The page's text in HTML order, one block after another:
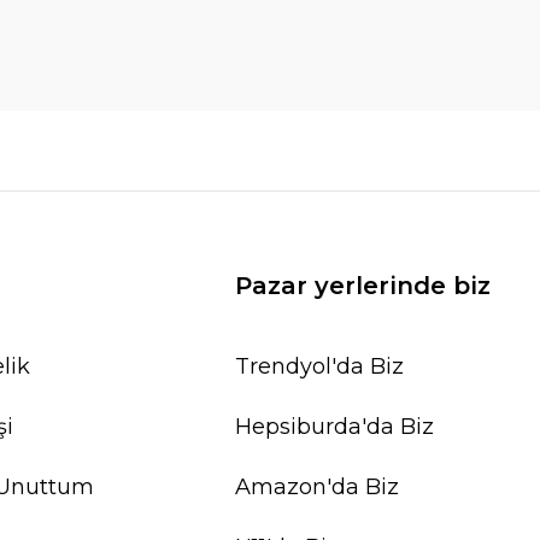
Pazar yerlerinde biz
Trendyol'da Biz
Hepsiburda'da Biz
Amazon'da Biz